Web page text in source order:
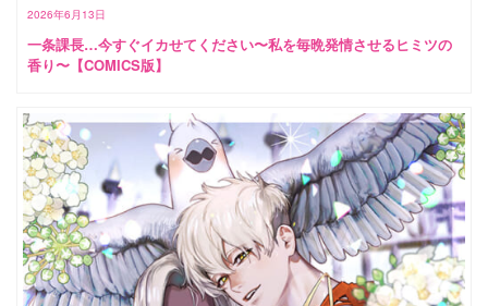
2026年6月13日
一条課長…今すぐイカせてください〜私を毎晩発情させるヒミツの
香り〜【COMICS版】